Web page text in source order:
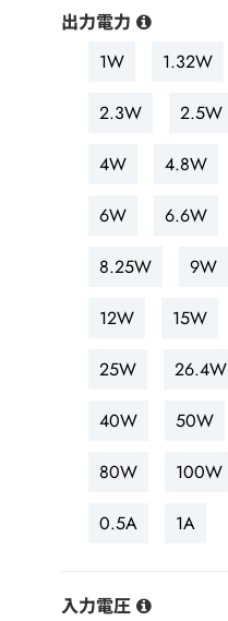
出力電力
1W
1.32W
2.3W 2.5W
4W 4.8W
6W 6.6W
8.25W 9W
12W 15W
25W 26.4W
40W 50W
80W 100W
0.5A 1A
入力電圧